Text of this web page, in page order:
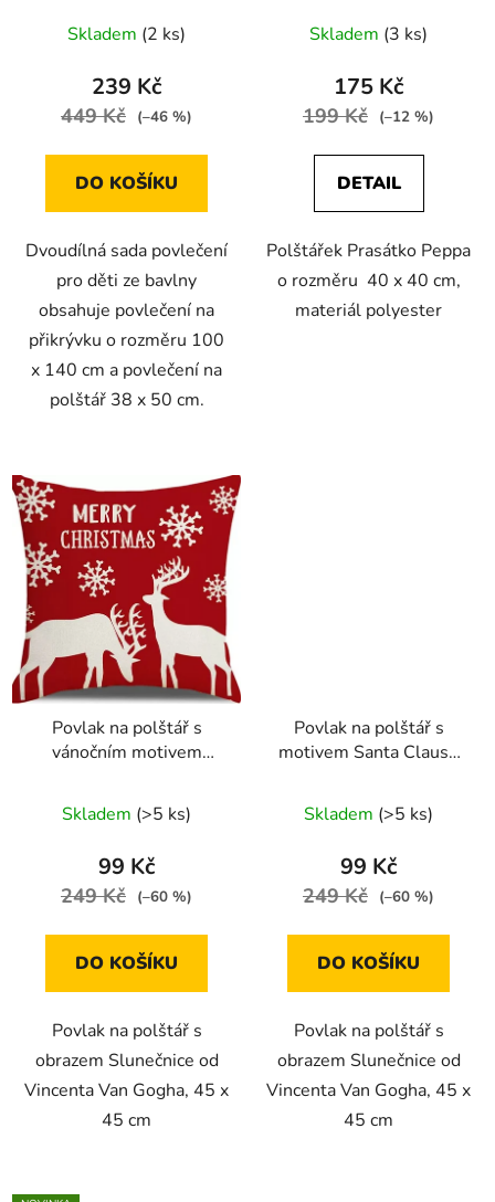
pro jednu postel
Skladem (2 ks)
239 Kč
449 Kč (–46 %)
DO KOŠÍKU
Dvoudílná sada povlečení
pro děti ze bavlny
obsahuje povlečení na
přikrývku o rozměru 100
x 140 cm a povlečení na
polštář 38 x 50 cm.
Skladem (3 ks)
175 Kč
199 Kč (–12 %)
DETAIL
Polštářek Prasátko Peppa
o rozměru 40 x 40 cm,
materiál polyester
Povlak na polštář s
vánočním motivem
Skladem (>5 ks)
99 Kč
249 Kč (–60 %)
DO KOŠÍKU
Povlak na polštář s
obrazem Slunečnice od
Vincenta Van Gogha, 45 x
45 cm
Povlak na polštář s
motivem Santa Clause
Skladem (>5 ks)
99 Kč
249 Kč (–60 %)
DO KOŠÍKU
Povlak na polštář s
obrazem Slunečnice od
Vincenta Van Gogha, 45 x
45 cm